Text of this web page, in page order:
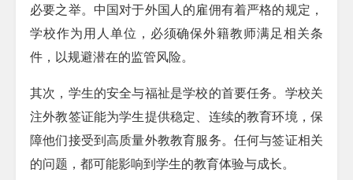
必要之举。中国对于外国人的雇佣有着严格的规定，
学校作为用人单位，必须确保外籍教师满足相关条
件，以规避潜在的监管风险。
其次，学生的安全与福祉是学校的首要任务。学校关
注外教签证能为学生提供稳定、连续的教育环境，保
障他们接受到高质量外教教育服务。任何与签证相关
的问题，都可能影响到学生的教育体验与成长。